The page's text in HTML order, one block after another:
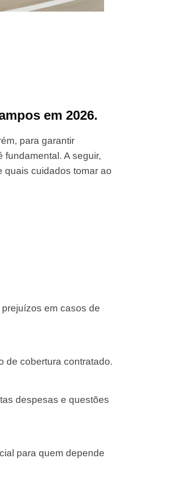
em 2026.
para garantir
fundamental. A seguir,
quais cuidados tomar ao
em casos de
de cobertura contratado.
despesas e questões
para quem depende